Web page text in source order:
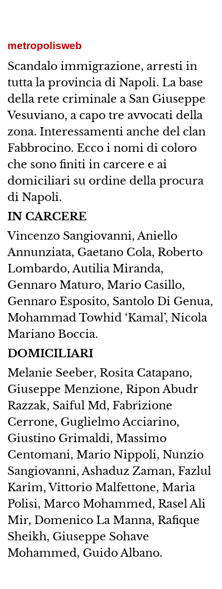
metropolisweb
Scandalo immigrazione, arresti in
tutta la provincia di Napoli. La base
della rete criminale a San Giuseppe
Vesuviano, a capo tre avvocati della
zona. Interessamenti anche del clan
Fabbrocino. Ecco i nomi di coloro
che sono finiti in carcere e ai
domiciliari su ordine della procura
di Napoli.
IN CARCERE
Vincenzo Sangiovanni, Aniello
Annunziata, Gaetano Cola, Roberto
Lombardo, Autilia Miranda,
Gennaro Maturo, Mario Casillo,
Gennaro Esposito, Santolo Di Genua,
Mohammad Towhid ‘Kamal’, Nicola
Mariano Boccia.
DOMICILIARI
Melanie Seeber, Rosita Catapano,
Giuseppe Menzione, Ripon Abudr
Razzak, Saiful Md, Fabrizione
Cerrone, Guglielmo Acciarino,
Giustino Grimaldi, Massimo
Centomani, Mario Nippoli, Nunzio
Sangiovanni, Ashaduz Zaman, Fazlul
Karim, Vittorio Malfettone, Maria
Polisi, Marco Mohammed, Rasel Ali
Mir, Domenico La Manna, Rafique
Sheikh, Giuseppe Sohave
Mohammed, Guido Albano.